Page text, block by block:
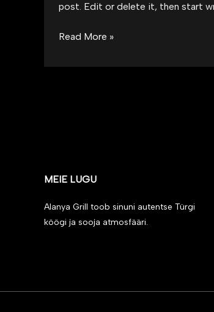
post. Edit or delete it, then start
Hello
Read More »
MEIE LUGU
Alanya Grill toob sinuni autentse Türgi
köögi ja sooja atmosfääri.